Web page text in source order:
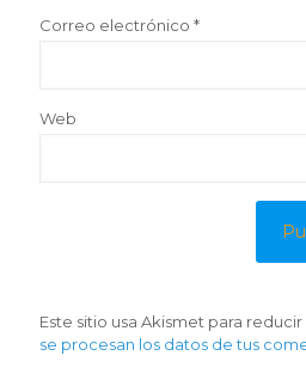
Correo electrónico *
Web
Este sitio usa Akismet para reducir
se procesan los datos de tus